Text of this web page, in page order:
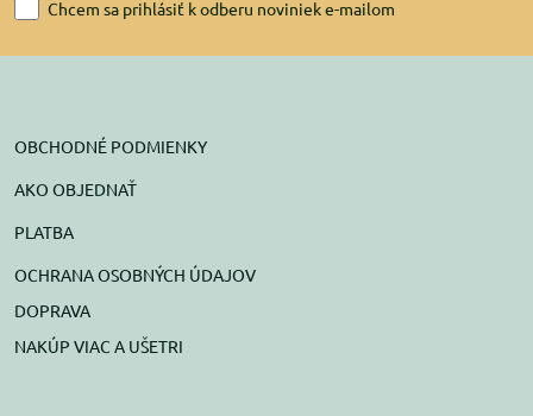
Chcem sa prihlásiť k odberu noviniek e-mailom
OBCHODNÉ PODMIENKY
AKO OBJEDNAŤ
PLATBA
OCHRANA OSOBNÝCH ÚDAJOV
DOPRAVA
NAKÚP VIAC A UŠETRI